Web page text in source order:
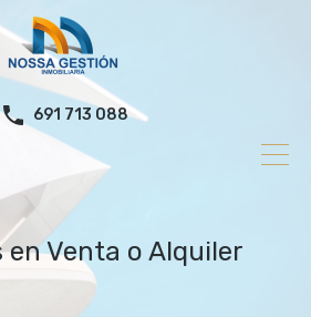
691 713 088
en Venta o Alquiler